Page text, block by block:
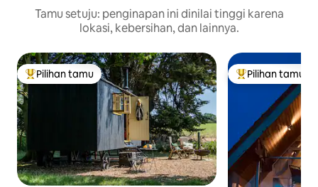
Tamu setuju: penginapan ini dinilai tinggi karena
lokasi, kebersihan, dan lainnya.
Pilihan tamu terpopuler
Pilihan tamu Pilihan tamu
Pilihan tamu